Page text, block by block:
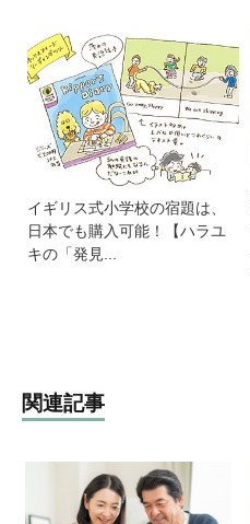
イギリス式小学校の宿題は、
日本でも購入可能！【ハラユ
キの「発見...
関連記事